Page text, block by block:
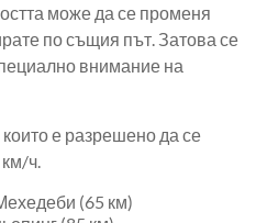
може да се променя
по същия път. Затова се
внимание на
е разрешено да се
ч.
(65 км)